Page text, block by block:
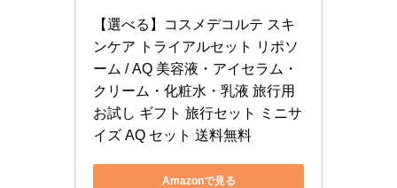
【選べる】コスメデコルテ スキ
ンケア トライアルセット リポソ
ーム / AQ 美容液・アイセラム・
クリーム・化粧水・乳液 旅行用
お試し ギフト 旅行セット ミニサ
イズ AQ セット 送料無料
Amazonで見る